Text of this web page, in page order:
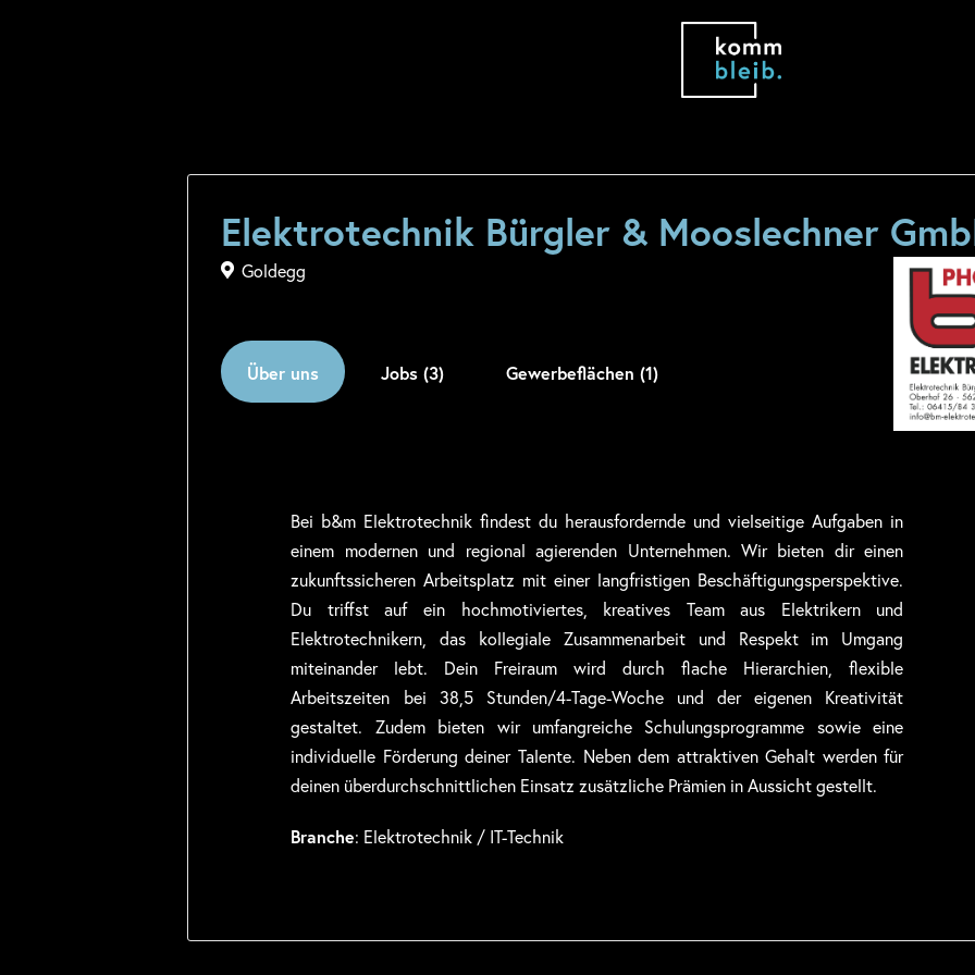
Elektrotechnik Bürgler & Mooslechner
Goldegg
Über uns Jobs (3) Gewerbeflächen (1)
Bei b&m Elektrotechnik findest du herausfordernde und vielseitige Aufgaben in
einem modernen und regional agierenden Unternehmen. Wir bieten dir einen
zukunftssicheren Arbeitsplatz mit einer langfristigen Beschäftigungsperspektive.
Du triffst auf ein hochmotiviertes, kreatives Team aus Elektrikern und
Elektrotechnikern, das kollegiale Zusammenarbeit und Respekt im Umgang
miteinander lebt. Dein Freiraum wird durch flache Hierarchien, flexible
Arbeitszeiten bei 38,5 Stunden/4-Tage-Woche und der eigenen Kreativität
gestaltet. Zudem bieten wir umfangreiche Schulungsprogramme sowie eine
individuelle Förderung deiner Talente. Neben dem attraktiven Gehalt werden für
deinen überdurchschnittlichen Einsatz zusätzliche Prämien in Aussicht gestellt.
Branche: Elektrotechnik / IT-Technik